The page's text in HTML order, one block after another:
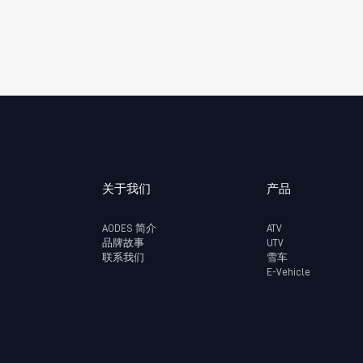
关于我们
AODES 简介
品牌故事
联系我们
产品
ATV
UTV
雪车
E-Vehicle